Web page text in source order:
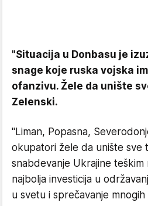
"Situacija u Donbasu je
snage koje ruska vojska
ofanzivu. Žele da unište
Zelenski.
"Liman, Popasna,
okupatori žele da unište sve
snabdevanje Ukrajine teškim
najbolja investicija u
u svetu i sprečavanje